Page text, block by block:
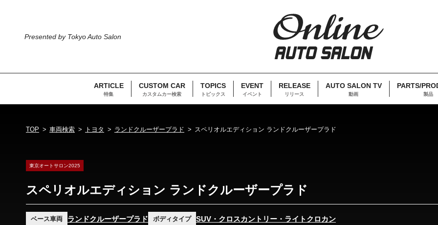
Presented by Tokyo Auto Salon
ARTICLE
特集
CUSTOM CAR
カスタムカー検索
TOPICS
トピックス
EVENT
イベント
RELEASE
リリース
AUTO SALON TV
動画
PARTS/
製品
TOP 車両検索 トヨタ ランドクルーザープラド スペリオルエディション ランドクルーザープラド
東京オートサロン2025
スペリオルエディション ランドクルーザープラド
ベース車両 ランドクルーザープラド ボディタイプ SUV・クロスカントリー・ライトクロカン